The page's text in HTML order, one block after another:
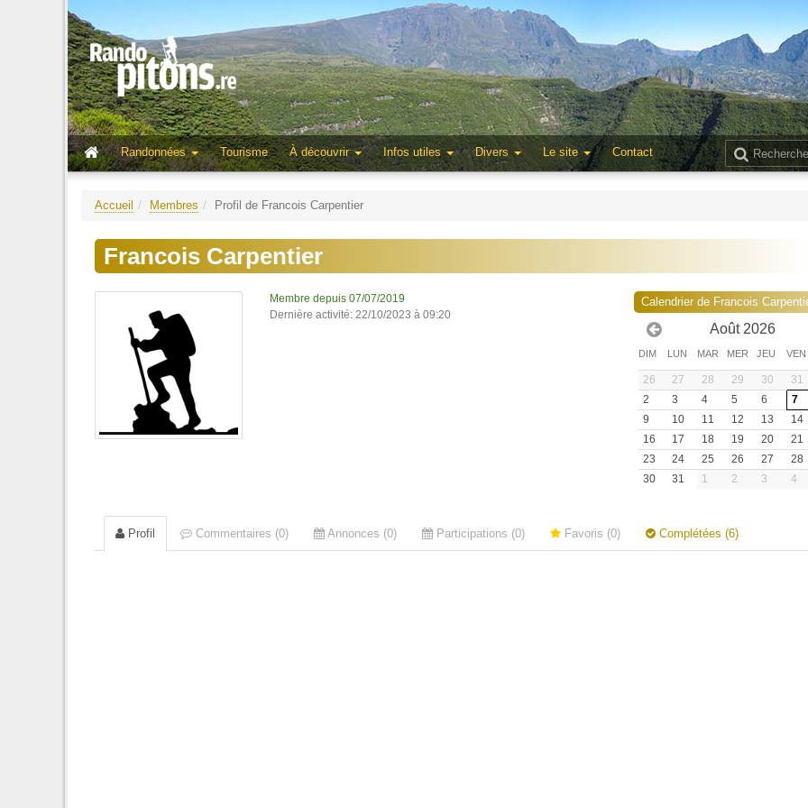
Randonnées
Tourisme À découvrir Infos utiles Divers Le site Contact
Accueil Membres Profil de Francois Carpentier
Francois Carpentier
Membre depuis 07/07/2019
Dernière activité: 22/10/2023 à 09:20
Calendrier de Francois
Août 2026
DIM LUN MAR MER JEU VEN
26 27 28 29 30 31
2
3 4 5 6 7
9
10 11 12 13 14
16
17 18 19 20 21
23
24 25 26 27 28
30
31 1 2 3 4
Profil Commentaires (0) Annonces (0) Participations (0) Favoris (0) Complétées (6)